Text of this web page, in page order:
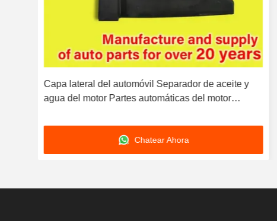
Capa lateral del automóvil Separador de aceite y
agua del motor Partes automáticas del motor
Chatear Ahora